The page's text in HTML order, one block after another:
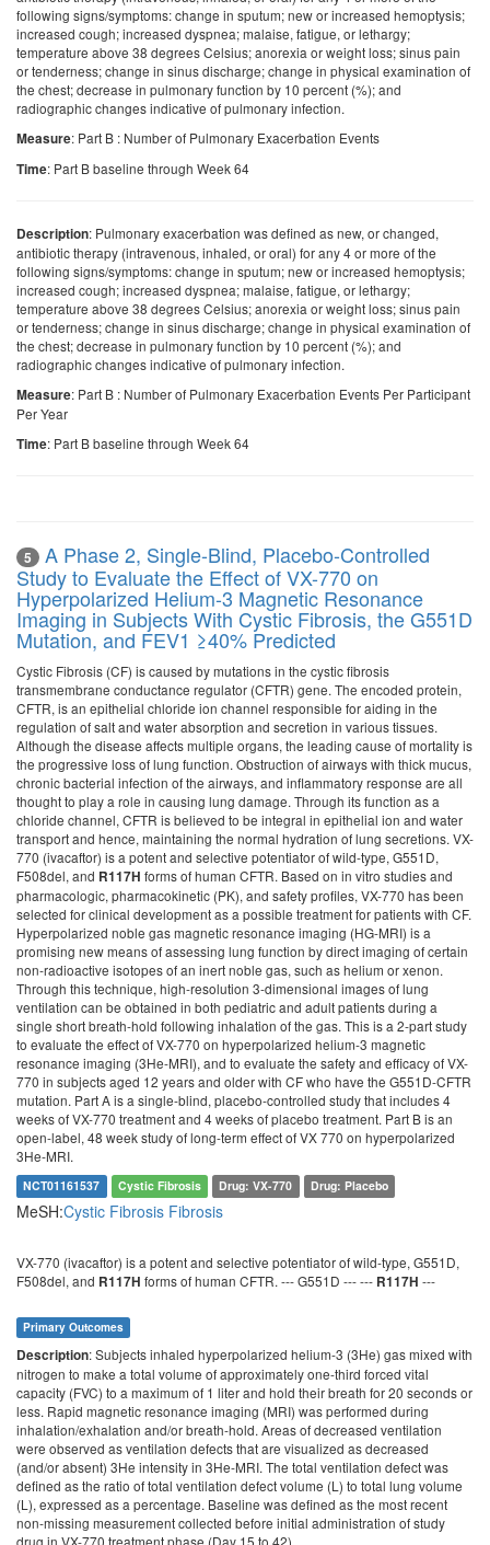
following signs/symptoms: change in sputum; new or increased hemoptysis;
increased cough; increased dyspnea; malaise, fatigue, or lethargy;
temperature above 38 degrees Celsius; anorexia or weight loss; sinus pain
or tenderness; change in sinus discharge; change in physical examination of
the chest; decrease in pulmonary function by 10 percent (%); and
radiographic changes indicative of pulmonary infection.
Measure: Part B : Number of Pulmonary Exacerbation Events
Time: Part B baseline through Week 64
Description: Pulmonary exacerbation was defined as new, or changed,
antibiotic therapy (intravenous, inhaled, or oral) for any 4 or more of the
following signs/symptoms: change in sputum; new or increased hemoptysis;
increased cough; increased dyspnea; malaise, fatigue, or lethargy;
temperature above 38 degrees Celsius; anorexia or weight loss; sinus pain
or tenderness; change in sinus discharge; change in physical examination of
the chest; decrease in pulmonary function by 10 percent (%); and
radiographic changes indicative of pulmonary infection.
Measure: Part B : Number of Pulmonary Exacerbation Events Per Participant
Per Year
Time: Part B baseline through Week 64
5
A Phase 2, Single-Blind, Placebo-Controlled
Study to Evaluate the Effect of VX-770 on
Hyperpolarized Helium-3 Magnetic Resonance
Imaging in Subjects With Cystic Fibrosis, the G551D
Mutation, and FEV1 ≥40% Predicted
Cystic Fibrosis (CF) is caused by mutations in the cystic fibrosis
transmembrane conductance regulator (CFTR) gene. The encoded protein,
CFTR, is an epithelial chloride ion channel responsible for aiding in the
regulation of salt and water absorption and secretion in various tissues.
Although the disease affects multiple organs, the leading cause of mortality is
the progressive loss of lung function. Obstruction of airways with thick mucus,
chronic bacterial infection of the airways, and inflammatory response are all
thought to play a role in causing lung damage. Through its function as a
chloride channel, CFTR is believed to be integral in epithelial ion and water
transport and hence, maintaining the normal hydration of lung secretions. VX-
770 (ivacaftor) is a potent and selective potentiator of wild-type, G551D,
F508del, and R117H forms of human CFTR. Based on in vitro studies and
pharmacologic, pharmacokinetic (PK), and safety profiles, VX-770 has been
selected for clinical development as a possible treatment for patients with CF.
Hyperpolarized noble gas magnetic resonance imaging (HG-MRI) is a
promising new means of assessing lung function by direct imaging of certain
non-radioactive isotopes of an inert noble gas, such as helium or xenon.
Through this technique, high-resolution 3-dimensional images of lung
ventilation can be obtained in both pediatric and adult patients during a
single short breath-hold following inhalation of the gas. This is a 2-part study
to evaluate the effect of VX-770 on hyperpolarized helium-3 magnetic
resonance imaging (3He-MRI), and to evaluate the safety and efficacy of VX-
770 in subjects aged 12 years and older with CF who have the G551D-CFTR
mutation. Part A is a single-blind, placebo-controlled study that includes 4
weeks of VX-770 treatment and 4 weeks of placebo treatment. Part B is an
open-label, 48 week study of long-term effect of VX 770 on hyperpolarized
3He-MRI.
NCT01161537 Cystic Fibrosis Drug: VX-770 Drug: Placebo
MeSH:Cystic Fibrosis Fibrosis
VX-770 (ivacaftor) is a potent and selective potentiator of wild-type, G551D,
F508del, and R117H forms of human CFTR. --- G551D --- --- R117H ---
Primary Outcomes
Description: Subjects inhaled hyperpolarized helium-3 (3He) gas mixed with
nitrogen to make a total volume of approximately one-third forced vital
capacity (FVC) to a maximum of 1 liter and hold their breath for 20 seconds or
less. Rapid magnetic resonance imaging (MRI) was performed during
inhalation/exhalation and/or breath-hold. Areas of decreased ventilation
were observed as ventilation defects that are visualized as decreased
(and/or absent) 3He intensity in 3He-MRI. The total ventilation defect was
defined as the ratio of total ventilation defect volume (L) to total lung volume
(L), expressed as a percentage. Baseline was defined as the most recent
non-missing measurement collected before initial administration of study